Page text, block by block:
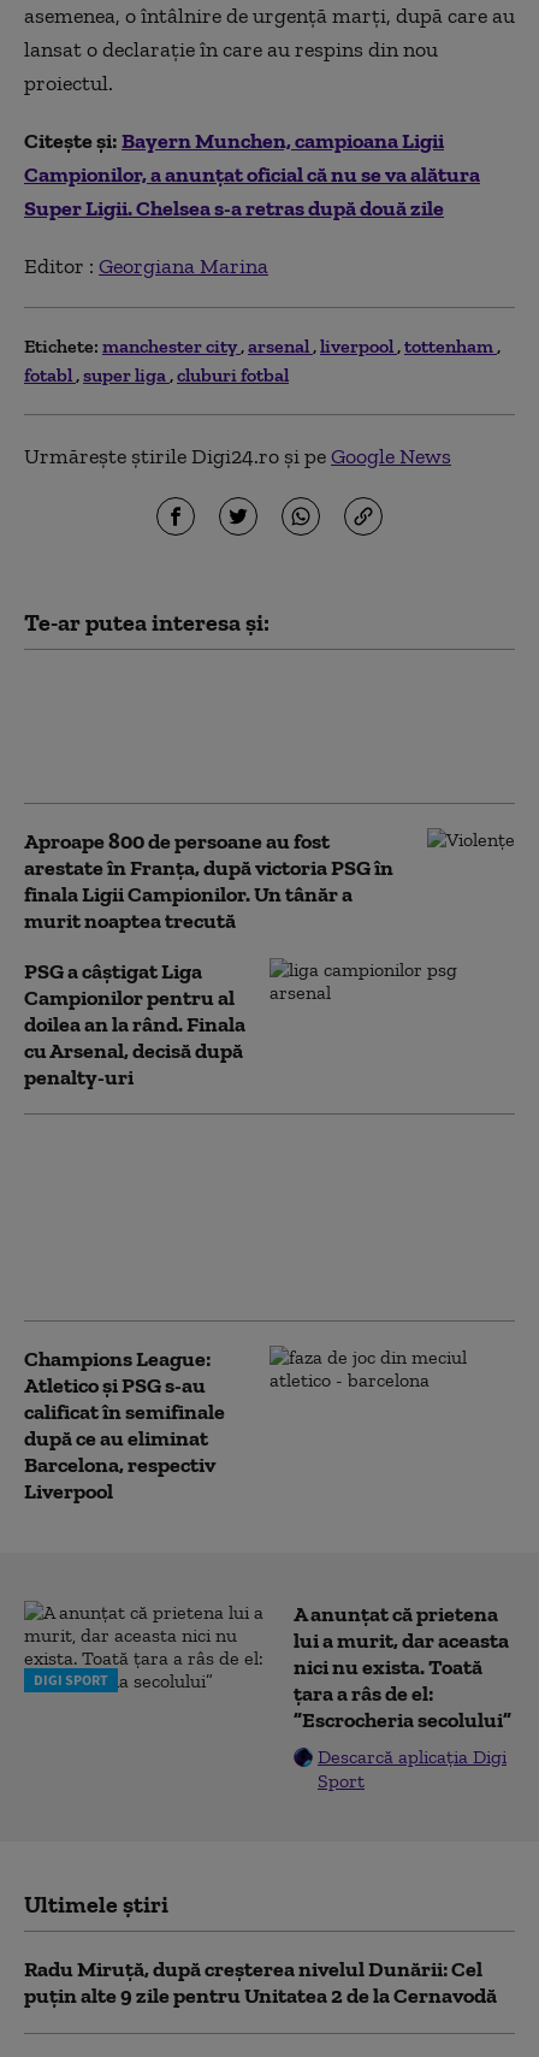
asemenea, o întâlnire de urgență marți, după care au
lansat o declarație în care au respins din nou
proiectul.
Citește și:Bayern Munchen, campioana Ligii
Campionilor, a anunțat oficial că nu se va alătura
Super Ligii. Chelsea s-a retras după două zile
Editor : Georgiana Marina
Etichete: manchester city arsenal liverpool tottenham
fotabl super liga cluburi fotbal
Urmărește știrile Digi24.ro și peGoogle News
Te-ar putea interesa și:
Aproape 800 de persoane au fost
arestate în Franța, după victoria PSG în
finala Ligii Campionilor. Un tânăr a
murit noaptea trecută
PSG a câștigat Liga
Campionilor pentru al
doilea an la rând. Finala
cu Arsenal, decisă după
penalty-uri
Champions League:
Atletico și PSG s-au
calificat în semifinale
după ce au eliminat
Barcelona, respectiv
Liverpool
DIGI SPORT
A anunțat că prietena
lui a murit, dar aceasta
nici nu exista. Toată
țara a râs de el:
”Escrocheria secolului”
Descarcă aplicația Digi
Sport
Ultimele știri
Radu Miruță, după creșterea nivelul Dunării: Cel
puțin alte 9 zile pentru Unitatea 2 de la Cernavodă